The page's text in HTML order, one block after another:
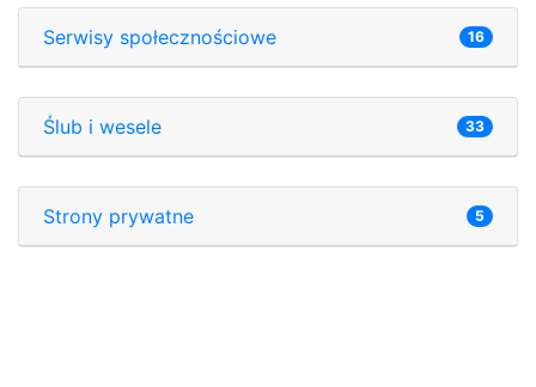
Serwisy społecznościowe 16
Ślub i wesele 33
Strony prywatne 5